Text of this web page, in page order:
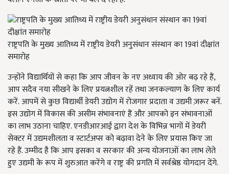
राष्ट्रपति के मुख्य आतिथ्य में राष्ट्रीय डेयरी अनुसंधान संस्थान का 19वां दीक्षांत
समारोह
उन्होंने विद्यार्थियों से कहा कि आप जीवन के नए अध्याय की ओर बढ़ रहे हैं,
आप सदैव नया सीखने के लिए प्रयत्नशील रहें तथा जनकल्याण के लिए कार्य
करें. आपमें से कुछ विद्यार्थी डेयरी उद्योग में रोजगार प्रदाता व उद्यमी ज़रूर बनें.
इस उद्योग में विकास की असीम संभावनाएं हैं और आपको इन संभावनाओं
का लाभ उठाना चाहिए. एनडीआरआई द्वारा देश के विभिन्न भागों में डेयरी
सेक्टर में उद्यमशीलता व स्टार्टअप्स को बढ़ावा देने के लिए प्रयास किए जा
रहे हैं. उम्मीद है कि आप इसका व सरकार की अन्य योजनाओं का लाभ लेते
हुए उद्यमी के रूप में शुरुआत करेंगे व राष्ट्र की प्रगति में सर्वश्रेष्ठ योगदान देंगे.